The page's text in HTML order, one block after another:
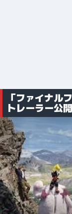
「ファイナル
トレーラー公